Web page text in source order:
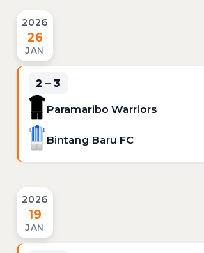
2026
26
JAN
2 – 3
Paramaribo Warriors
Bintang Baru FC
2026
19
JAN